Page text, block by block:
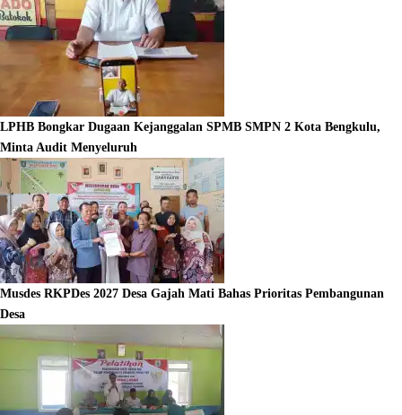
LPHB Bongkar Dugaan Kejanggalan SPMB SMPN 2 Kota Bengkulu,
Minta Audit Menyeluruh
Musdes RKPDes 2027 Desa Gajah Mati Bahas Prioritas Pembangunan
Desa